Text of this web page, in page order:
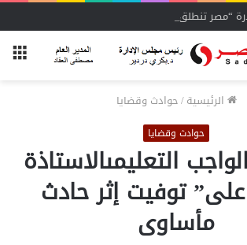
“مصر تنطلق بالتصدير”
الرئيسية/حوادث وقضايا
حوادث وقضايا
التعليمىالاستاذة
توفيت إثر حادث
مأساوى